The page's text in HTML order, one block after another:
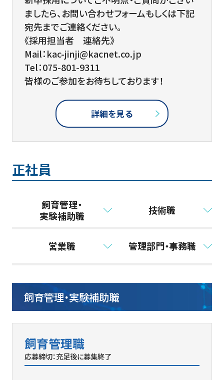
ましたら、お問い合わせフォームもしくは下記
宛先までご連絡ください。
《採用担当者 連絡先》
Mail：kac-jinji@kacnet.co.jp
Tel：075-801-9311
皆様のご参加をお待ちしております！
詳細を見る
正社員
飼育管理・
実験補助職
技術職
営業職 管理部門・事務職
飼育管理・実験補助職
飼育管理職
応募締切：充足後に募集終了